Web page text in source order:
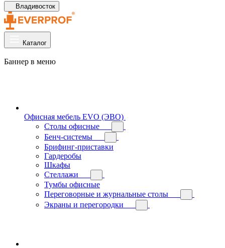
Владивосток
Каталог
Баннер в меню
Офисная мебель EVO (ЭВО)
Cтолы офисные
Бенч-системы
Брифинг-приставки
Гардеробы
Шкафы
Стеллажи
Тумбы офисные
Переговорные и журнальные столы
Экраны и перегородки